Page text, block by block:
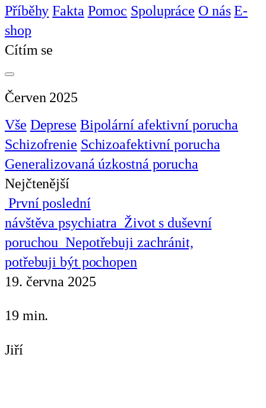
Příběhy Fakta Pomoc Spolupráce O nás E-
shop
Cítím se
Červen 2025
Vše Deprese Bipolární afektivní porucha
Schizofrenie Schizoafektivní porucha
Generalizovaná úzkostná porucha
Nejčtenější
První poslední
návštěva psychiatra Život s duševní
poruchou Nepotřebuji zachránit,
potřebuji být pochopen
19. června 2025
19 min.
Jiří